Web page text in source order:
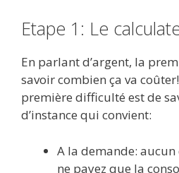
Etape 1: Le
En parlant d’argent, la
savoir combien ça va
première difficulté est de
d’instance qui convient:
A la demande:
ne payez que la